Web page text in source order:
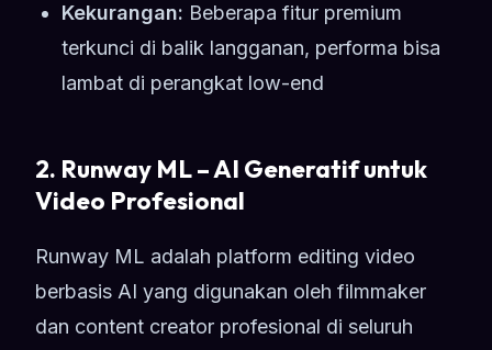
Kekurangan: Beberapa fitur premium
terkunci di balik langganan, performa bisa
lambat di perangkat low-end
2. Runway ML – AI Generatif untuk
Video Profesional
Runway ML adalah platform editing video
berbasis AI yang digunakan oleh filmmaker
dan content creator profesional di seluruh